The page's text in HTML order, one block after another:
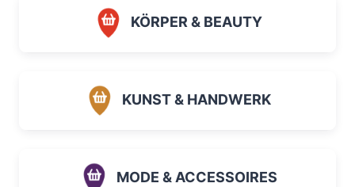
KÖRPER & BEAUTY
KUNST & HANDWERK
MODE & ACCESSOIRES